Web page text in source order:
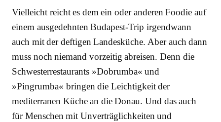
Vielleicht reicht es dem ein oder anderen Foodie auf
einem ausgedehnten Budapest-Trip irgendwann
auch mit der deftigen Landesküche. Aber auch dann
muss noch niemand vorzeitig abreisen. Denn die
Schwesterrestaurants »Dobrumba« und
»Pingrumba« bringen die Leichtigkeit der
mediterranen Küche an die Donau. Und das auch
für Menschen mit Unverträglichkeiten und